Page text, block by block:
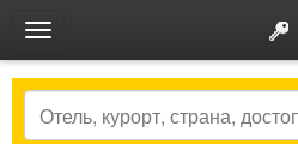
Toggle
navigation
Search